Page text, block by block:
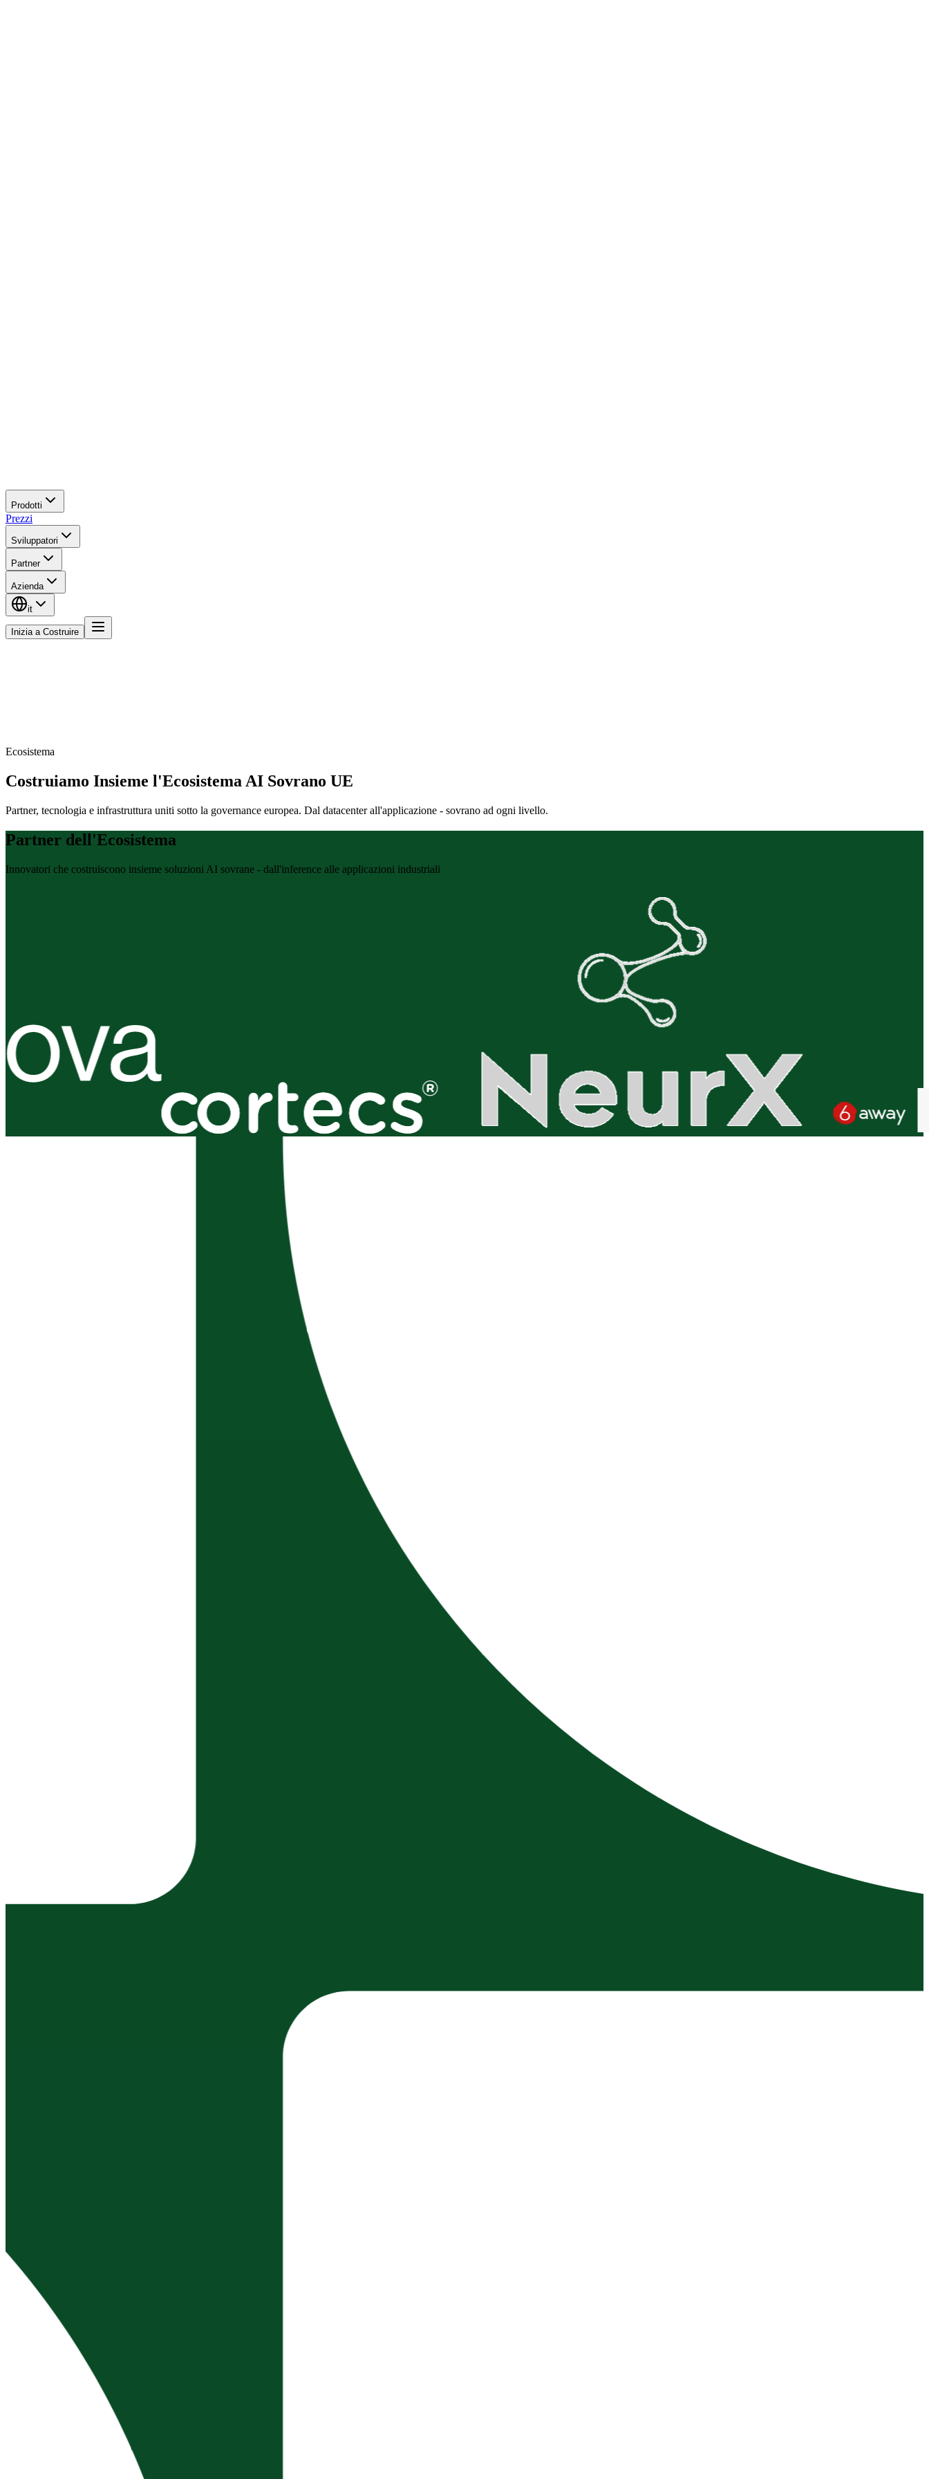
Prodotti
Prezzi
Sviluppatori
Partner
Azienda
it
Inizia a Costruire
Ecosistema
Costruiamo Insieme l'Ecosistema AI Sovrano UE
Partner, tecnologia e infrastruttura uniti sotto la governance europea. Dal datacenter all'applicazione - sovrano ad ogni livello.
Partner dell'Ecosistema
Innovatori che costruiscono insieme soluzioni AI sovrane - dall'inference alle applicazioni industriali